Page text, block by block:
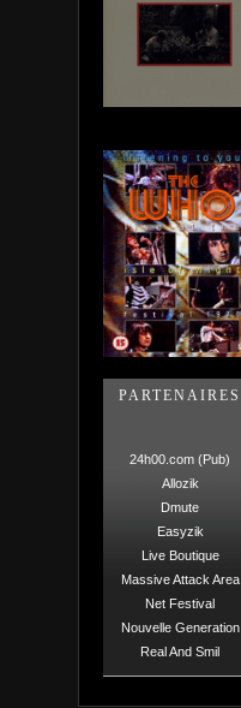
PARTENAIRES
24h00.com (Pub)
Allozik
Dmute
Easyzik
Live Boutique
Massive Attack Area
Net Festival
Nouvelle Generation
Real And Smil